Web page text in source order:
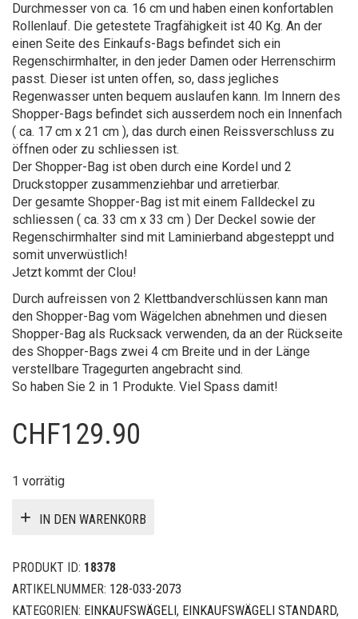
Durchmesser von ca. 16 cm und haben einen konfortablen
Rollenlauf. Die getestete Tragfähigkeit ist 40 Kg. An der
einen Seite des Einkaufs-Bags befindet sich ein
Regenschirmhalter, in den jeder Damen oder Herrenschirm
passt. Dieser ist unten offen, so, dass jegliches
Regenwasser unten bequem auslaufen kann. Im Innern des
Shopper-Bags befindet sich ausserdem noch ein Innenfach
( ca. 17 cm x 21 cm ), das durch einen Reissverschluss zu
öffnen oder zu schliessen ist.
Der Shopper-Bag ist oben durch eine Kordel und 2
Druckstopper zusammenziehbar und arretierbar.
Der gesamte Shopper-Bag ist mit einem Falldeckel zu
schliessen ( ca. 33 cm x 33 cm ) Der Deckel sowie der
Regenschirmhalter sind mit Laminierband abgesteppt und
somit unverwüstlich!
Jetzt kommt der Clou!
Durch aufreissen von 2 Klettbandverschlüssen kann man
den Shopper-Bag vom Wägelchen abnehmen und diesen
Shopper-Bag als Rucksack verwenden, da an der Rückseite
des Shopper-Bags zwei 4 cm Breite und in der Länge
verstellbare Tragegurten angebracht sind.
So haben Sie 2 in 1 Produkte. Viel Spass damit!
CHF129.90
1 vorrätig
IN DEN WARENKORB
PRODUKT ID: 18378
ARTIKELNUMMER: 128-033-2073
KATEGORIEN: EINKAUFSWÄGELI, EINKAUFSWÄGELI STANDARD,